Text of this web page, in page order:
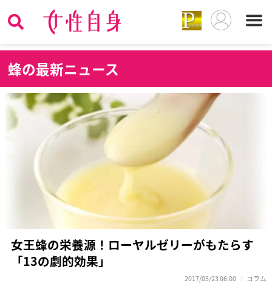
蜂の最新ニュース
女王蜂の栄養源！ローヤルゼリーがもたらす
「13の劇的効果」
2017/03/23 06:00 コラム